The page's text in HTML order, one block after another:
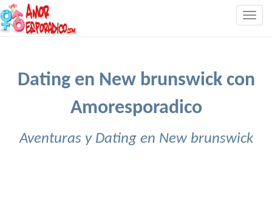
Dating en New brunswick con
Amoresporadico
Aventuras y Dating en New brunswick